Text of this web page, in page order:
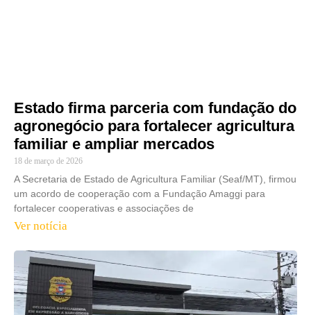
Estado firma parceria com fundação do
agronegócio para fortalecer agricultura
familiar e ampliar mercados
18 de março de 2026
A Secretaria de Estado de Agricultura Familiar (Seaf/MT), firmou
um acordo de cooperação com a Fundação Amaggi para
fortalecer cooperativas e associações de
Ver notícia